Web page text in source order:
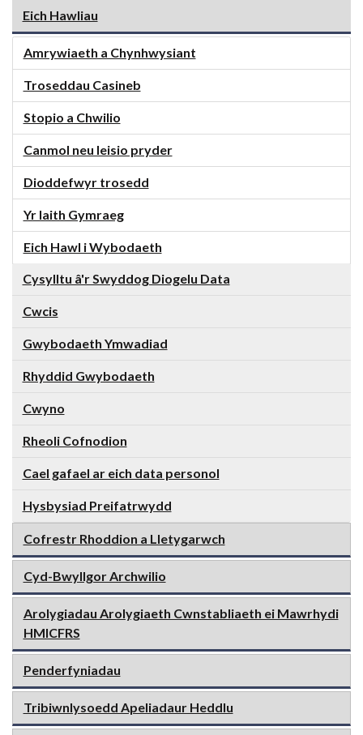
Eich Hawliau
Amrywiaeth a Chynhwysiant
Troseddau Casineb
Stopio a Chwilio
Canmol neu leisio pryder
Dioddefwyr trosedd
Yr Iaith Gymraeg
Eich Hawl i Wybodaeth
Cysylltu â'r Swyddog Diogelu Data
Cwcis
Gwybodaeth Ymwadiad
Rhyddid Gwybodaeth
Cwyno
Rheoli Cofnodion
Cael gafael ar eich data personol
Hysbysiad Preifatrwydd
Cofrestr Rhoddion a Lletygarwch
Cyd-Bwyllgor Archwilio
Arolygiadau Arolygiaeth Cwnstabliaeth ei Mawrhydi
HMICFRS
Penderfyniadau
Tribiwnlysoedd Apeliadaur Heddlu